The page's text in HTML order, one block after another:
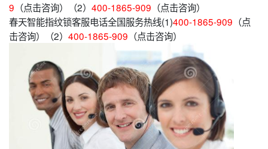
9 （点击咨询）（2） 400-1865-909 （点击咨询）
春天智能指纹锁客服电话全国服务热线(1)400-1865-909 （点
击咨询）（2） 400-1865-909 （点击咨询）